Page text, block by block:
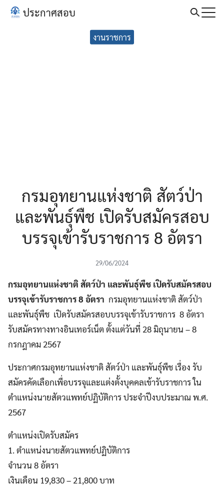
Skip
ประกาศสอบ
งานราชการ
กรมอุทยานแห่งชาติ สัตว์ป่า
และพันธุ์พืช เปิดรับสมัครสอบ
บรรจุเข้ารับราชการ 8 อัตรา
29/06/2024
กรมอุทยานแห่งชาติ สัตว์ป่า และพันธุ์พืช เปิดรับสมัครสอบ
บรรจุเข้ารับราชการ 8 อัตรา กรมอุทยานแห่งชาติ สัตว์ป่า
และพันธุ์พืช เปิดรับสมัครสอบบรรจุเข้ารับราชการ 8 อัตรา
รับสมัครทางทางอินเทอร์เน็ต ตั้งแต่วันที่ 28 มิถุนายน – 8
กรกฎาคม 2567
ประกาศกรมอุทยานแห่งชาติ สัตว์ป่า และพันธุ์พืช เรื่อง รับ
สมัครคัดเลือกเพื่อบรรจุและแต่งตั้งบุคคลเข้ารับราชการ ใน
ตำแหน่งนายสัตวแพทย์ปฏิบัติการ ประจำปีงบประมาณ พ.ศ.
2567
ตำแหน่งเปิดรับสมัคร
1. ตำแหน่งนายสัตวแพทย์ปฏิบัติการ
จำนวน 8 อัตรา
เงินเดือน 19,830 – 21,800 บาท